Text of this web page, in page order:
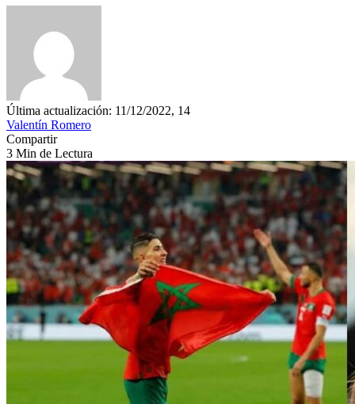
Última actualización: 11/12/2022, 14
Valentín Romero
Compartir
3 Min de Lectura